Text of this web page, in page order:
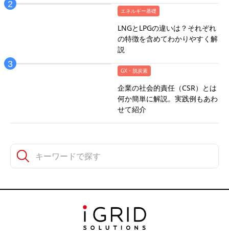
エネルギー基礎
LNGとLPGの違いは？それぞれ
の特徴を含めてわかりやすく解
説
GX・脱炭素
企業の社会的責任（CSR）とは
何か簡単に解説。実践例もあわ
せて紹介